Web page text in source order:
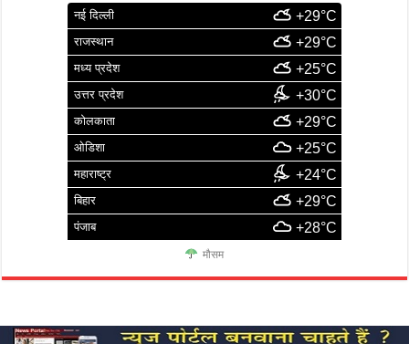
नई दिल्ली +29°C
राजस्थान +29°C
मध्य प्रदेश +25°C
उत्तर प्रदेश +30°C
कोलकाता +29°C
ओडिशा +25°C
महाराष्ट्र +24°C
बिहार +29°C
पंजाब +28°C
मौसम